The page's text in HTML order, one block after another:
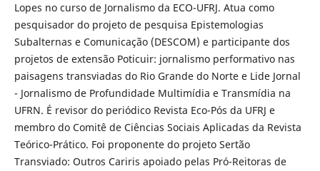
Lopes no curso de Jornalismo da ECO-UFRJ. Atua como
pesquisador do projeto de pesquisa Epistemologias
Subalternas e Comunicação (DESCOM) e participante dos
projetos de extensão Poticuir: jornalismo performativo nas
paisagens transviadas do Rio Grande do Norte e Lide Jornal
- Jornalismo de Profundidade Multimídia e Transmídia na
UFRN. É revisor do periódico Revista Eco-Pós da UFRJ e
membro do Comitê de Ciências Sociais Aplicadas da Revista
Teórico-Prático. Foi proponente do projeto Sertão
Transviado: Outros Cariris apoiado pelas Pró-Reitoras de